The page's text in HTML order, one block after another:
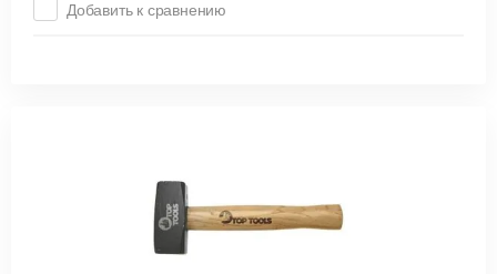
Добавить к сравнению